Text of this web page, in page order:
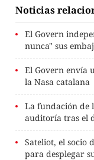
Noticias
El Govern
nunca" sus
El Govern envía
la Nasa catalana
La fundación de
auditoría tras el
Sateliot, el socio
para desplegar